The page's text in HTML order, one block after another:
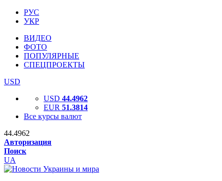
РУС
УКР
ВИДЕО
ФОТО
ПОПУЛЯРНЫЕ
СПЕЦПРОЕКТЫ
USD
USD 44.4962
EUR 51.3814
Все курсы валют
44.4962
Авторизация
Поиск
UA